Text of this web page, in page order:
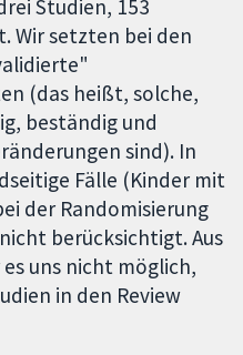
Studien, 153
Wir setzten bei den
(das heißt, solche,
beständig und
sind). In
Fälle (Kinder mit
der Randomisierung
berücksichtigt. Aus
uns nicht möglich,
in den Review